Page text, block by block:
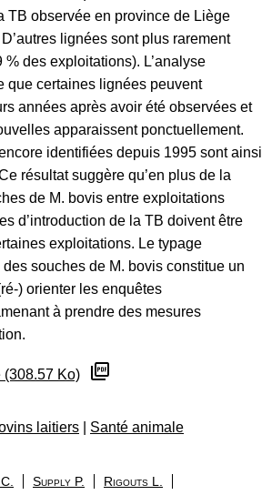
TB observée en province de Liège
lignées sont plus rarement
des exploitations). L’analyse
que certaines lignées peuvent
années après avoir été observées et
apparaissent ponctuellement.
identifiées depuis 1995 sont ainsi
résultat suggère qu’en plus de la
de M. bovis entre exploitations
d’introduction de la TB doivent être
exploitations. Le typage
souches de M. bovis constitue un
) orienter les enquêtes
à prendre des mesures
Ko)
laitiers Santé animale
Supply P.
Rigouts L.